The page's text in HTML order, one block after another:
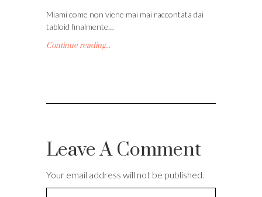
Miami come non viene mai mai raccontata dai
tabloid finalmente…
Continue reading...
Leave A Comment
Your email address will not be published.